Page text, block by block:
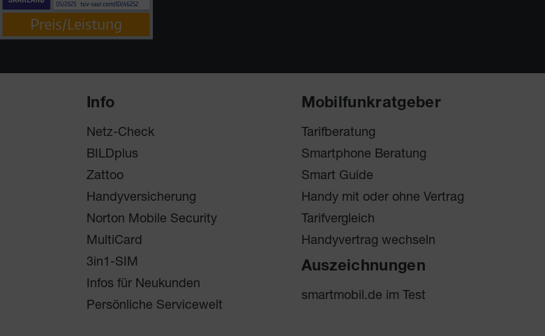
Info
Netz-Check
BILDplus
Zattoo
Handyversicherung
Norton Mobile Security
MultiCard
3in1-SIM
Infos für Neukunden
Persönliche Servicewelt
Mobilfunkratgeber
Tarifberatung
Smartphone Beratung
Smart Guide
Handy mit oder ohne Vertrag
Tarifvergleich
Handyvertrag wechseln
Auszeichnungen
smartmobil.de im Test